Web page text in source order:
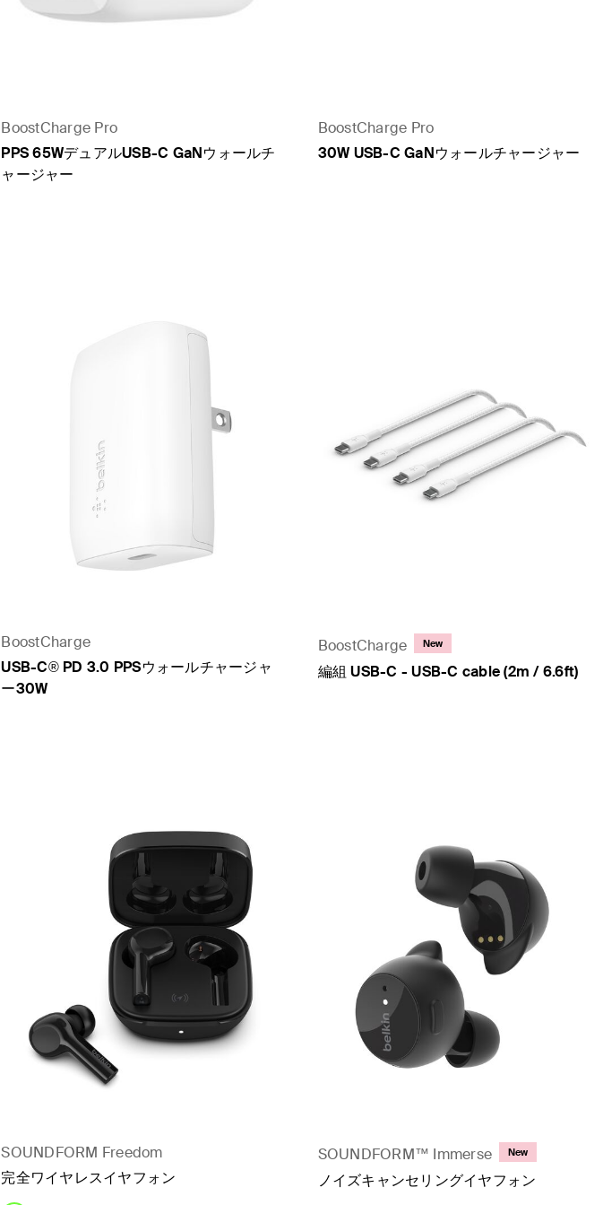
BoostCharge Pro
PPS 65WデュアルUSB-C GaNウォールチ
ャージャー
BoostCharge Pro
30W USB-C GaNウォールチャージャー
BoostCharge
USB-C® PD 3.0 PPSウォールチャージャ
ー30W
BoostCharge New
編組 USB-C - USB-C cable (2m / 6.6ft)
SOUNDFORM Freedom
完全ワイヤレスイヤフォン
SOUNDFORM™ Immerse New
ノイズキャンセリングイヤフォン